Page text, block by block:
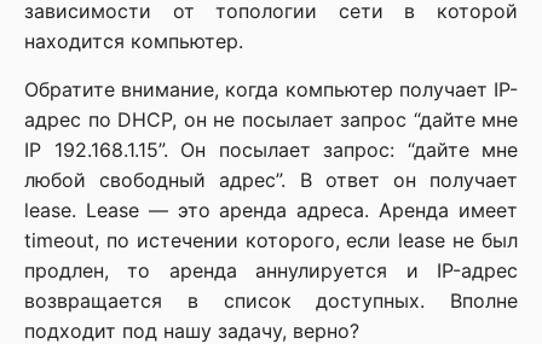
зависимости от топологии сети в которой
находится компьютер.
Обратите внимание, когда компьютер получает IP-
адрес по DHCP, он не посылает запрос “дайте мне
IP 192.168.1.15”. Он посылает запрос: “дайте мне
любой свободный адрес”. В ответ он получает
lease. Lease — это аренда адреса. Аренда имеет
timeout, по истечении которого, если lease не был
продлен, то аренда аннулируется и IP-адрес
возвращается в список доступных. Вполне
подходит под нашу задачу, верно?